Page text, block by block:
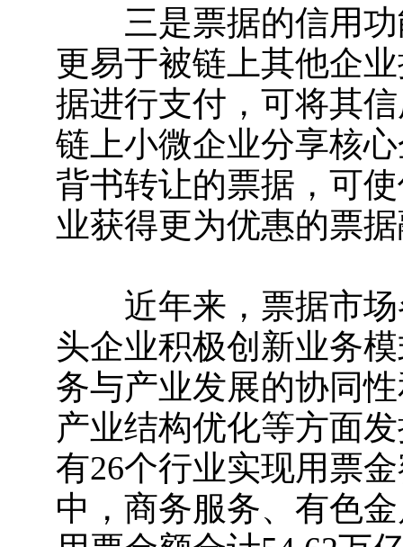
三是票据的信用功
更易于被链上其他企
据进行支付，可将其
链上小微企业分享核
背书转让的票据，可
业获得更为优惠的票
近年来，票据市场
头企业积极创新业务
务与产业发展的协同
产业结构优化等方面
有26个行业实现用票
中，商务服务、有色